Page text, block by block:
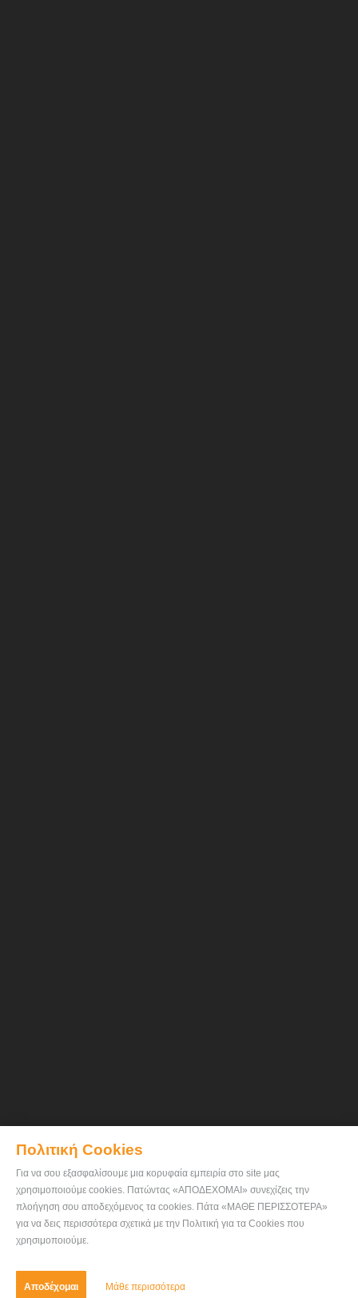
Πολιτική Cookies
Για να σου εξασφαλίσουμε μια κορυφαία εμπειρία στο site μας
χρησιμοποιούμε cookies. Πατώντας «ΑΠΟΔΕΧΟΜΑΙ» συνεχίζεις την
πλοήγηση σου αποδεχόμενος τα cookies. Πάτα «ΜΑΘΕ ΠΕΡΙΣΣΟΤΕΡΑ»
για να δεις περισσότερα σχετικά με την Πολιτική για τα Cookies που
χρησιμοποιούμε.
Αποδέχομαι Μάθε περισσότερα